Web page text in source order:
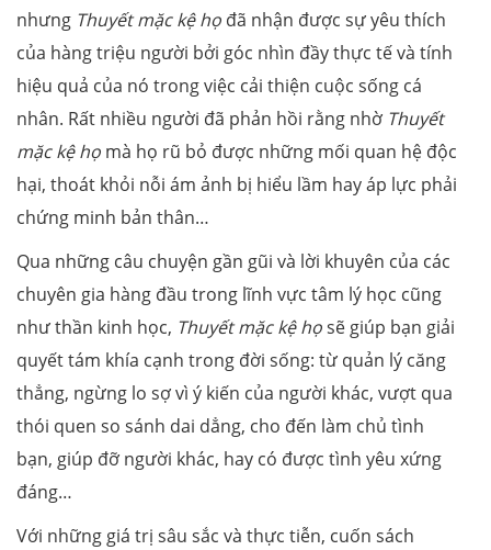
nhưng Thuyết mặc kệ họ đã nhận được sự yêu thích
của hàng triệu người bởi góc nhìn đầy thực tế và tính
hiệu quả của nó trong việc cải thiện cuộc sống cá
nhân. Rất nhiều người đã phản hồi rằng nhờ Thuyết
mặc kệ họ mà họ rũ bỏ được những mối quan hệ độc
hại, thoát khỏi nỗi ám ảnh bị hiểu lầm hay áp lực phải
chứng minh bản thân…
Qua những câu chuyện gần gũi và lời khuyên của các
chuyên gia hàng đầu trong lĩnh vực tâm lý học cũng
như thần kinh học, Thuyết mặc kệ họsẽ giúp bạn giải
quyết tám khía cạnh trong đời sống: từ quản lý căng
thẳng, ngừng lo sợ vì ý kiến của người khác, vượt qua
thói quen so sánh dai dẳng, cho đến làm chủ tình
bạn, giúp đỡ người khác, hay có được tình yêu xứng
đáng…
Với những giá trị sâu sắc và thực tiễn, cuốn sách